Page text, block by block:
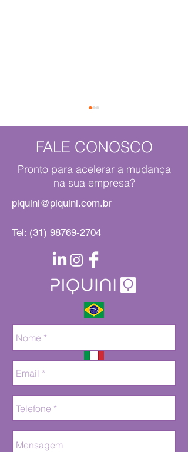
Construção de equipes de
prática
FALE CONOSCO
Pronto para acelerar a mudança
na sua empresa?
piquini@piquini.com.br
Tel: (31) 98769-2704